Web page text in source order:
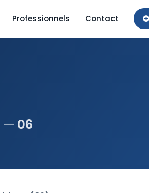
Professionnels Contact
06